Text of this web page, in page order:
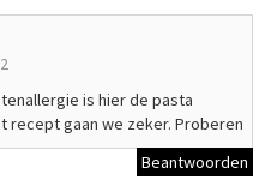
is hier de pasta
recept gaan we zeker. Proberen
Beantwoorden